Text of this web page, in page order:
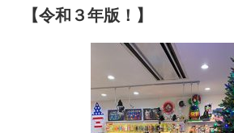
稿
日:【令和３年版！】